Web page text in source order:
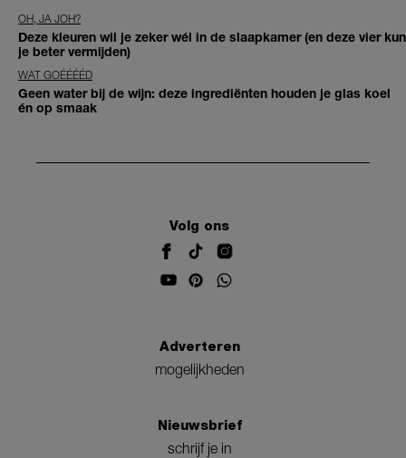
OH, JA JOH?
Deze kleuren wil je zeker wél in de slaapkamer (en deze vier kun
je beter vermijden)
WAT GOÉÉÉÉD
Geen water bij de wijn: deze ingrediënten houden je glas koel
én op smaak
Volg ons
Adverteren
mogelijkheden
Nieuwsbrief
schrijf je in